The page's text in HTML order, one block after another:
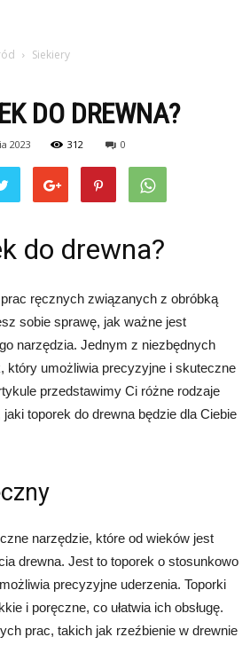
Siekiery
DO DREWNA?
2023 312 0
do drewna?
ręcznych związanych z obróbką
sobie sprawę, jak ważne jest
narzędzia. Jednym z niezbędnych
który umożliwia precyzyjne i skuteczne
przedstawimy Ci różne rodzaje
toporek do drewna będzie dla Ciebie
narzędzie, które od wieków jest
drewna. Jest to toporek o stosunkowo
precyzyjne uderzenia. Toporki
i poręczne, co ułatwia ich obsługę.
prac, takich jak rzeźbienie w drewnie